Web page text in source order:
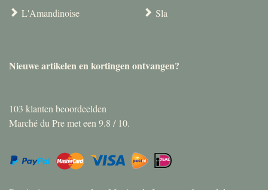
L'Amandinoise
Sla
Nieuwe artikelen en kortingen ontvangen?
103 klanten beoordeelden
Marché du Pre met een 9.8 / 10.